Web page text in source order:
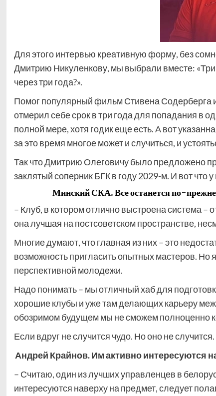
Для этого интервью креативную форму, без
Дмитрию Никуленкову, мы выбрали вместе:
через три года?».
Помог популярный фильм Стивена
отмерил себе срок в три года для попадания в
полной мере, хотя годик еще есть. А вот
заэто время многое может и случиться, и
Так что Дмитрию Олеговичу было предложено
заклятый соперник БГК в году 2029-м. И вот что
Минский СКА. Все останется по-
– Клуб, в котором отлично выстроена система –
она лучшая на постсоветском пространстве,
Многие думают, что главная из них – это
возможность пригласить опытных мастеров. Но
перспективной молодежи.
Надо понимать – мы отличный хаб для
хорошие клубы и уже там делающих карьеру
обозримом будущем мы не сможем полноценно
Если вдруг не случится чудо. Но оно не
Андрей Крайнов. Им активно интересуются
– Считаю, один из лучших управленцев в
интересуются наверху на предмет, следует